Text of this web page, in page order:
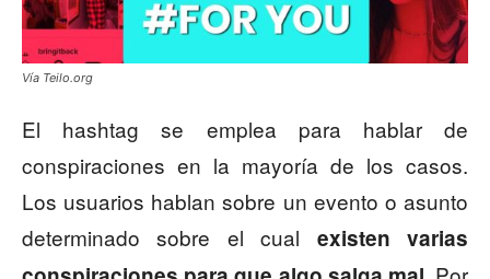
Vía Teilo.org
El hashtag se emplea para hablar de
conspiraciones en la mayoría de los casos.
Los usuarios hablan sobre un evento o asunto
determinado sobre el cual existen varias